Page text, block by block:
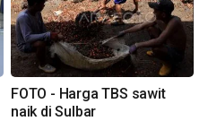
FOTO - Harga TBS sawit
naik di Sulbar